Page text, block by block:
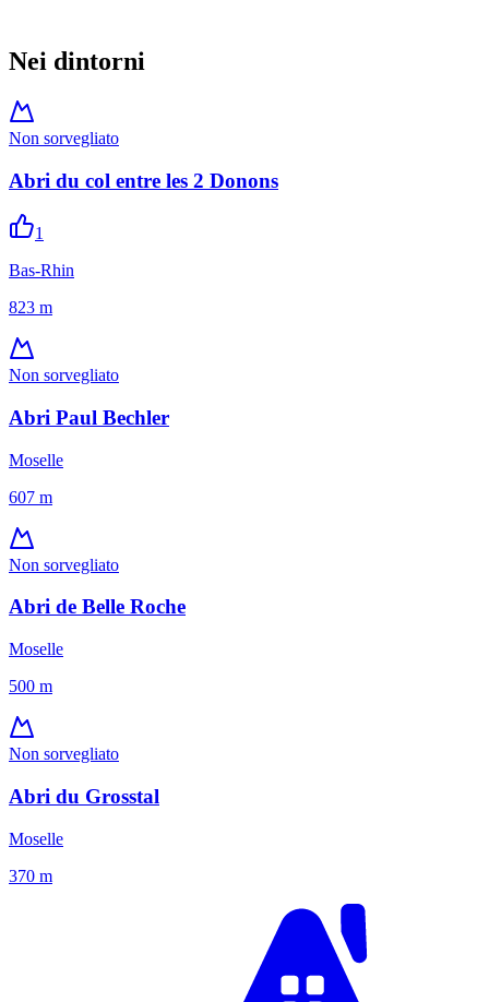
Nei dintorni
Non sorvegliato
Abri du col entre les 2 Donons
1
Bas-Rhin
823 m
Non sorvegliato
Abri Paul Bechler
Moselle
607 m
Non sorvegliato
Abri de Belle Roche
Moselle
500 m
Non sorvegliato
Abri du Grosstal
Moselle
370 m